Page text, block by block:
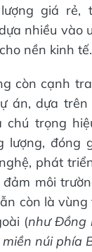
giá rẻ,
nhiều vào
nền kinh tế.
còn cạnh
án, dựa
chú trọng
lượng, đóng
phát
môi
còn là
(như Đồng
núi phía